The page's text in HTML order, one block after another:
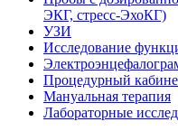
ЭКГ, стресс-ЭхоКГ)
УЗИ
Исследование
Процедурный
Мануальная терапия
Лабораторные